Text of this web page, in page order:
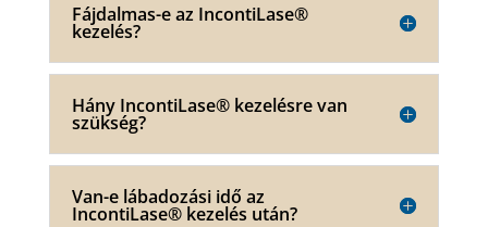
Fájdalmas-e az IncontiLase®
kezelés?
Hány IncontiLase® kezelésre van
szükség?
Van-e lábadozási idő az
IncontiLase® kezelés után?